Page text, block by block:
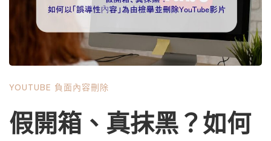
潰。如果 YouTube 上有一個影片包含您的姓名或公司名
稱，則該影片很有可能會在您姓名的 Google 搜尋結果的第
一頁上排名靠前。您可能想知道為什麼會發生這種情況，特
別是如果 YouTube 連結（託管負面 YouTube 影片）的排名
有3個： 1.參與度： 2023 年 YouTube …
YOUTUBE 負面內容刪除
假開箱、真抹黑？如何